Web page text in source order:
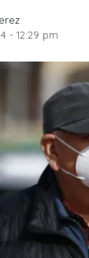
- 12:29 pm